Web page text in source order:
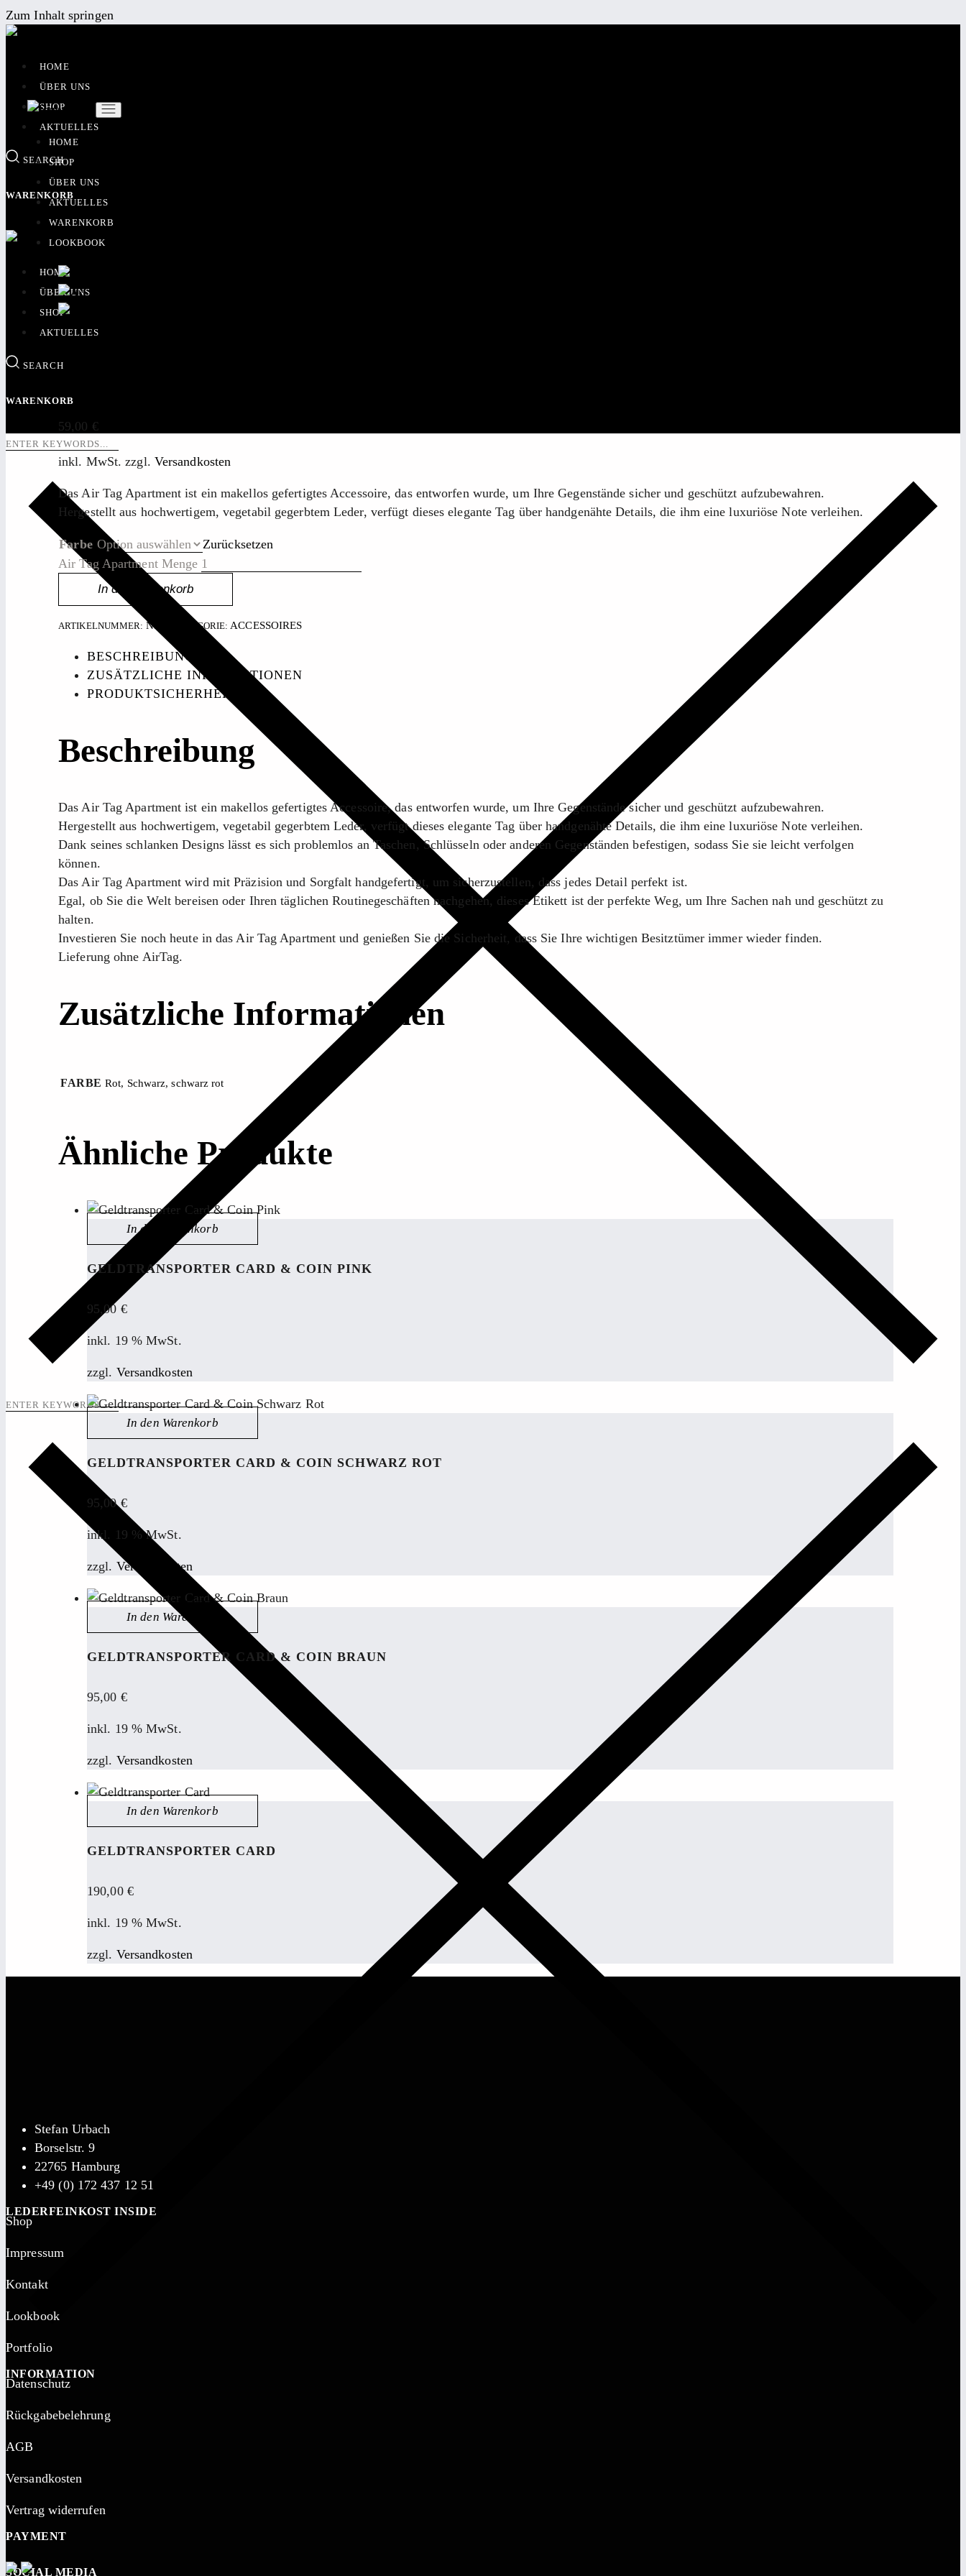
Zum Inhalt springen
HOME
ÜBER UNS
SHOP
AKTUELLES
SEARCH
WARENKORB
HOME
ÜBER UNS
SHOP
AKTUELLES
SEARCH
WARENKORB
HOME
SHOP
ÜBER UNS
AKTUELLES
WARENKORB
LOOKBOOK
Air Tag Apartment
59,00 €
inkl. MwSt. zzgl. Versandkosten
Das Air Tag Apartment ist ein makellos gefertigtes Accessoire, das entworfen wurde, um Ihre Gegenstände sicher und geschützt aufzubewahren.
Hergestellt aus hochwertigem, vegetabil gegerbtem Leder, verfügt dieses elegante Tag über handgenähte Details, die ihm eine luxuriöse Note verleihen.
Farbe
Zurücksetzen
Air Tag Apartment Menge
In den Warenkorb
ARTIKELNUMMER: N. V. KATEGORIE: ACCESSOIRES
BESCHREIBUNG
ZUSÄTZLICHE INFORMATIONEN
PRODUKTSICHERHEIT
Beschreibung
Das Air Tag Apartment ist ein makellos gefertigtes Accessoire, das entworfen wurde, um Ihre Gegenstände sicher und geschützt aufzubewahren.
Hergestellt aus hochwertigem, vegetabil gegerbtem Leder, verfügt dieses elegante Tag über handgenähte Details, die ihm eine luxuriöse Note verleihen.
Dank seines schlanken Designs lässt es sich problemlos an Taschen, Schlüsseln oder anderen Gegenständen befestigen, sodass Sie sie leicht verfolgen
können.
Das Air Tag Apartment wird mit Präzision und Sorgfalt handgefertigt, um sicherzustellen, dass jedes Detail perfekt ist.
Egal, ob Sie die Welt bereisen oder Ihren täglichen Routinegeschäften nachgehen, dieses Etikett ist der perfekte Weg, um Ihre Sachen nah und geschützt zu
halten.
Investieren Sie noch heute in das Air Tag Apartment und genießen Sie die Sicherheit, dass Sie Ihre wichtigen Besitztümer immer wieder finden.
Lieferung ohne AirTag.
Zusätzliche Informationen
FARBE Rot, Schwarz,schwarz rot
Ähnliche Produkte
In den Warenkorb
GELDTRANSPORTER CARD & COIN PINK
95,00 €
inkl. 19 % MwSt.
zzgl. Versandkosten
In den Warenkorb
GELDTRANSPORTER CARD & COIN SCHWARZ ROT
95,00€
inkl. 19 % MwSt.
zzgl. Versandkosten
In den Warenkorb
GELDTRANSPORTER CARD & COIN BRAUN
95,00 €
inkl. 19 % MwSt.
zzgl. Versandkosten
In den Warenkorb
GELDTRANSPORTER CARD
190,00 €
inkl. 19 % MwSt.
zzgl. Versandkosten
Stefan Urbach
Borselstr. 9
22765 Hamburg
+49 (0) 172 437 12 51
LEDERFEINKOST INSIDE
Shop
Impressum
Kontakt
Lookbook
Portfolio
INFORMATION
Datenschutz
Rückgabebelehrung
AGB
Versandkosten
Vertrag widerrufen
PAYMENT
SOCIAL MEDIA